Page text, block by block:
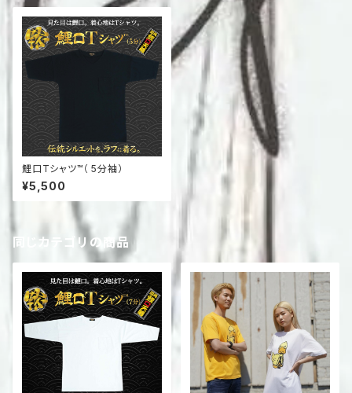
鯉口Tシャツ™（ 5分袖）
¥5,500
同じカテゴリの商品